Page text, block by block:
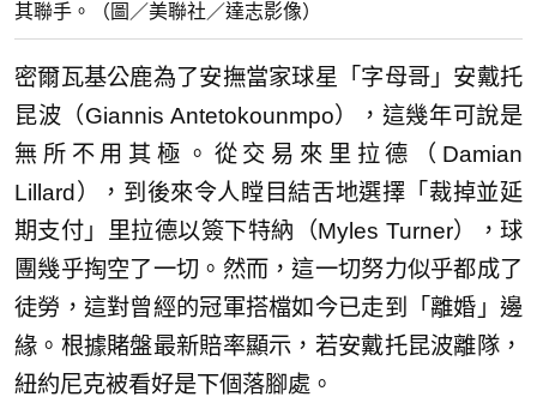
其聯手。（圖／美聯社／達志影像）
密爾瓦基公鹿為了安撫當家球星「字母哥」安戴托
昆波（Giannis Antetokounmpo），這幾年可說是
無所不用其極。從交易來里拉德（Damian
Lillard），到後來令人瞠目結舌地選擇「裁掉並延
期支付」里拉德以簽下特納（Myles Turner），球
團幾乎掏空了一切。然而，這一切努力似乎都成了
徒勞，這對曾經的冠軍搭檔如今已走到「離婚」邊
緣。根據賭盤最新賠率顯示，若安戴托昆波離隊，
紐約尼克被看好是下個落腳處。